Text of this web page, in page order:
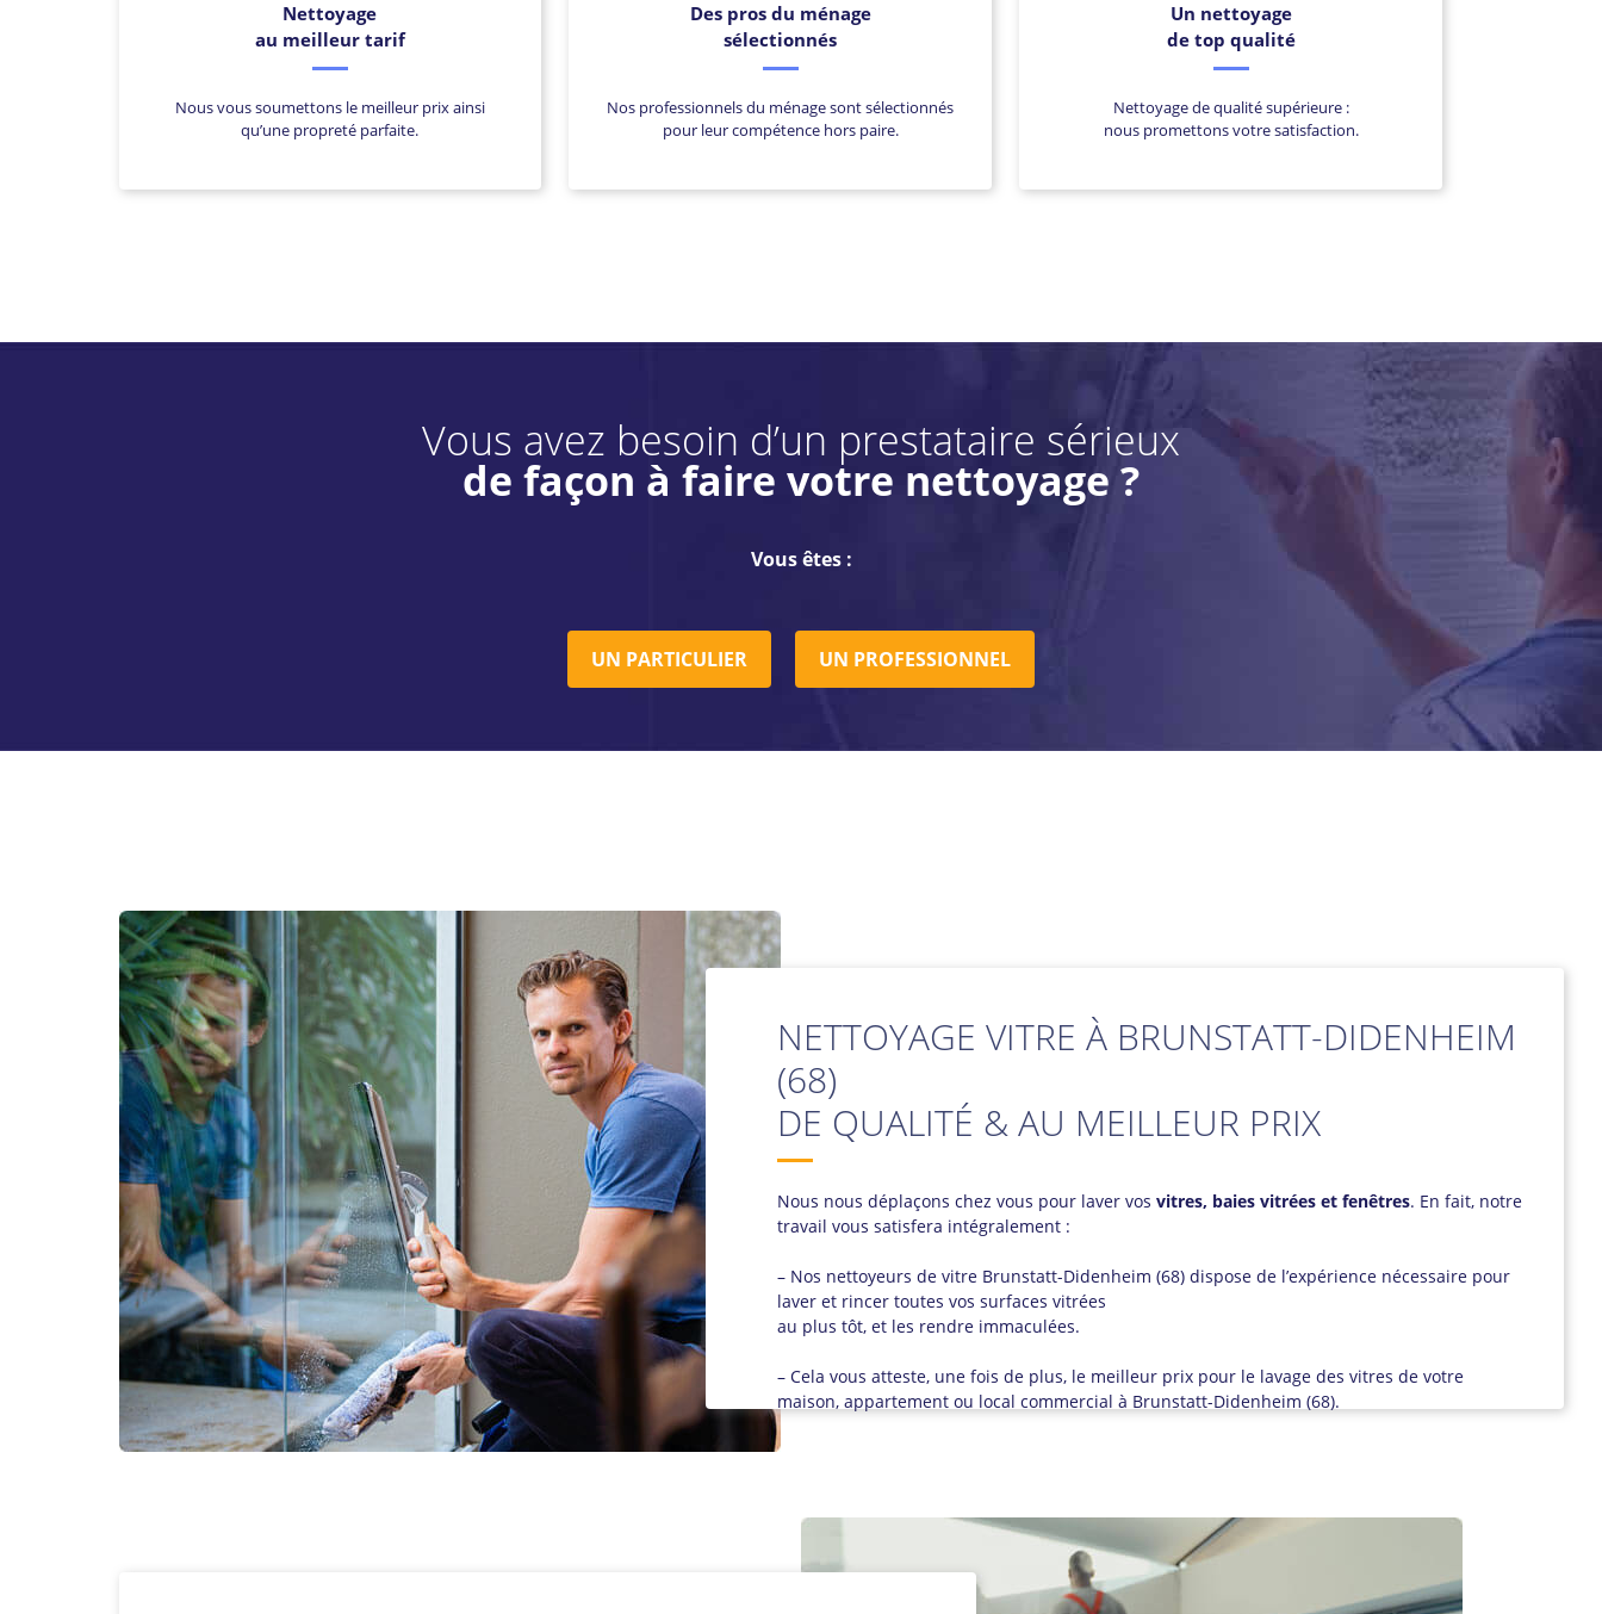
Nettoyage
au meilleur tarif
Nous vous soumettons le meilleur prix ainsi
qu’une propreté parfaite.
Des pros du ménage
sélectionnés
Nos professionnels du ménage sont sélectionnés
pour leur compétence hors paire.
Un nettoyage
de top qualité
Nettoyage de qualité supérieure :
nous promettons votre satisfaction.
Vous avez besoin d’un prestataire sérieux
de façon à faire votre nettoyage ?
Vous êtes :
UN PARTICULIER UN PROFESSIONNEL
NETTOYAGE VITRE À BRUNSTATT-DIDENHEIM
(68)
DE QUALITÉ & AU MEILLEUR PRIX
Nous nous déplaçons chez vous pour laver vos vitres, baies vitrées et fenêtres. En fait, notre
travail vous satisfera intégralement :
– Nos nettoyeurs de vitre Brunstatt-Didenheim (68) dispose de l’expérience nécessaire pour
laver et rincer toutes vos surfaces vitrées
au plus tôt, et les rendre immaculées.
– Cela vous atteste, une fois de plus, le meilleur prix pour le lavage des vitres de votre
maison, appartement ou local commercial à Brunstatt-Didenheim (68).